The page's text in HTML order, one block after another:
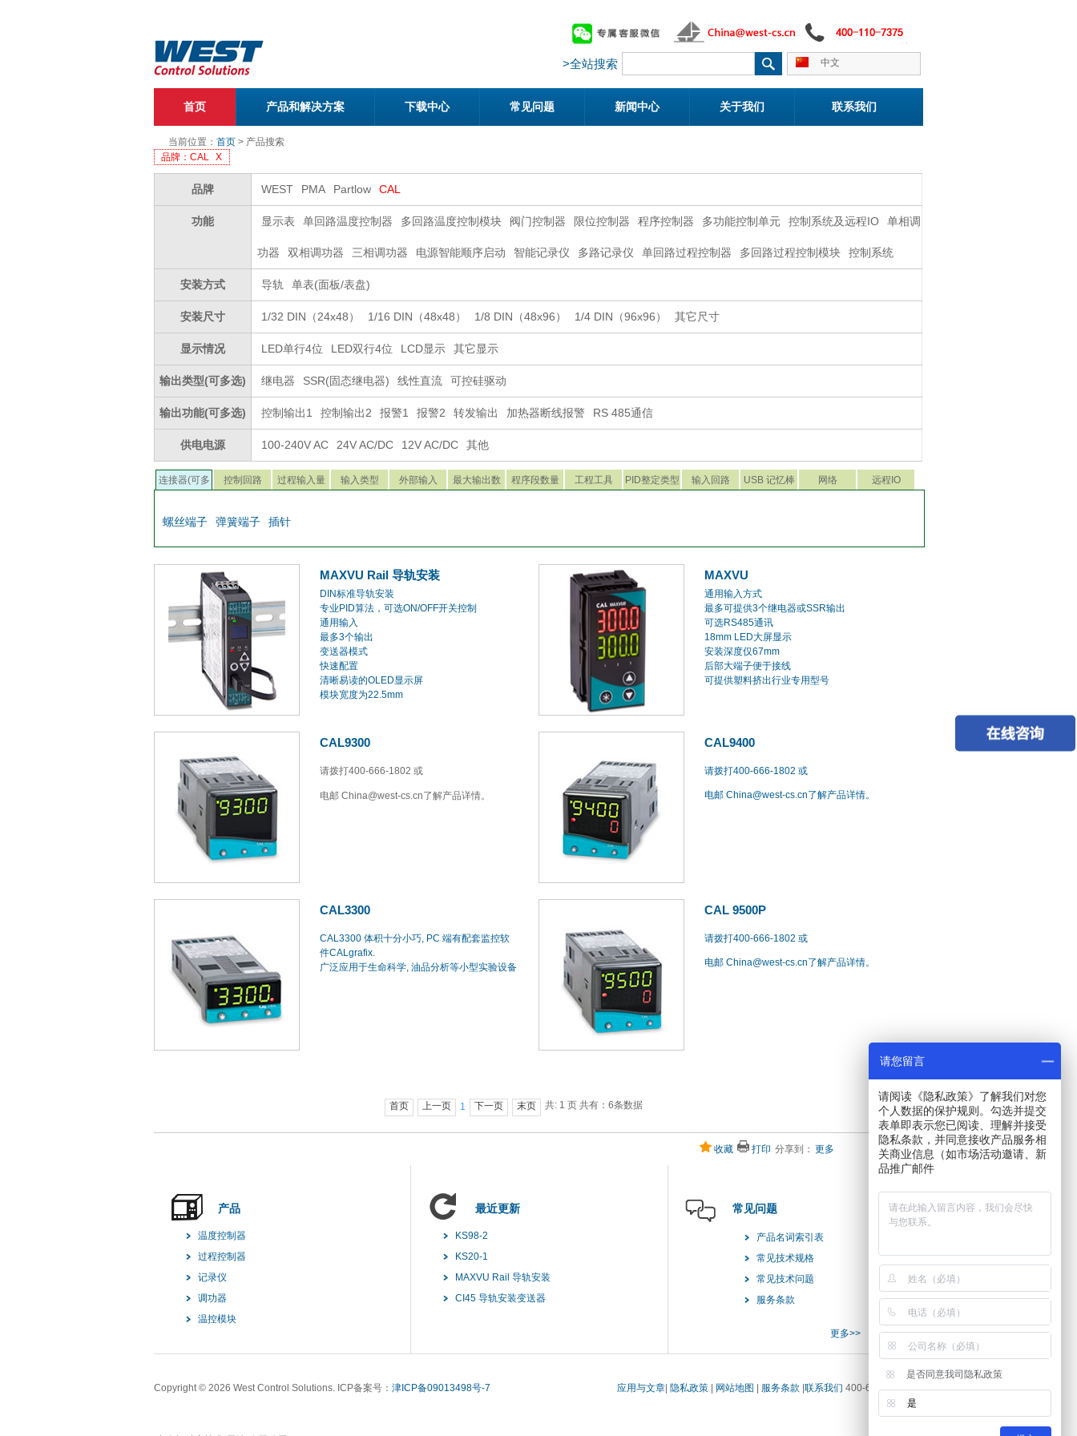
>全站搜索 中文
首页 产品和解决方案 下载中心 常见问题 新闻中心 关于我们 联系我们
当前位置： 首页 > 产品搜索
品牌：CAL X
品牌 WEST PMA Partlow CAL
功能 显示表 单回路温度控制器 多回路温度控制模块 阀门控制器 限位控制器 程序控制器 多功能控制单元 控制系统及远程IO 单相调
功器 双相调功器 三相调功器 电源智能顺序启动 智能记录仪 多路记录仪 单回路过程控制器 多回路过程控制模块 控制系统
安装方式 导轨 单表(面板/表盘)
安装尺寸 1/32 DIN（24x48） 1/16 DIN（48x48） 1/8 DIN（48x96） 1/4 DIN（96x96） 其它尺寸
显示情况 LED单行4位 LED双行4位 LCD显示 其它显示
输出类型(可多选) 继电器 SSR(固态继电器) 线性直流 可控硅驱动
输出功能(可多选) 控制输出1 控制输出2 报警1 报警2 转发输出 加热器断线报警 RS 485通信
供电电源 100-240V AC 24V AC/DC 12V AC/DC 其他
连接器(可多
控制回路 过程输入量 输入类型 外部输入 最大输出数 程序段数量 工程工具 PID整定类型 输入回路 USB 记忆棒 网络 远程IO
螺丝端子 弹簧端子 插针
MAXVU Rail 导轨安装
DIN标准导轨安装
专业PID算法，可选ON/OFF开关控制
通用输入
最多3个输出
变送器模式
快速配置
清晰易读的OLED显示屏
模块宽度为22.5mm
MAXVU
通用输入方式
最多可提供3个继电器或SSR输出
可选RS485通讯
18mm LED大屏显示
安装深度仅67mm
后部大端子便于接线
可提供塑料挤出行业专用型号
CAL9300
请拨打400-666-1802 或
电邮 China@west-cs.cn了解产品详情。
CAL9400
请拨打400-666-1802 或
电邮 China@west-cs.cn了解产品详情。
CAL3300
CAL3300 体积十分小巧, PC 端有配套监控软
件CALgrafix.
广泛应用于生命科学, 油品分析等小型实验设备
CAL 9500P
请拨打400-666-1802 或
电邮 China@west-cs.cn了解产品详情。
首页 上一页 1 下一页 末页 共: 1 页 共有：6条数据
收藏 打印 分享到： 更多
产品
温度控制器
过程控制器
记录仪
调功器
温控模块
最近更新
KS98-2
KS20-1
MAXVU Rail 导轨安装
CI45 导轨安装变送器
常见问题
产品名词索引表
常见技术规格
常见技术问题
服务条款
更多>>
Copyright © 2026 West Control Solutions. ICP备案号： 津ICP备09013498号-7 应用与文章 隐私政策 网站地图 服务条款 联系我们 400-666-1802转4
请您留言
请阅读《隐私政策》了解我们对您
个人数据的保护规则。勾选并提交
表单即表示您已阅读、理解并接受
隐私条款，并同意接收产品服务相
关商业信息（如市场活动邀请、新
品推广邮件
是否同意我司隐私政策
是